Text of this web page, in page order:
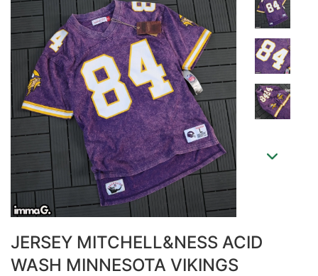
JERSEY MITCHELL&NESS ACID
WASH MINNESOTA VIKINGS